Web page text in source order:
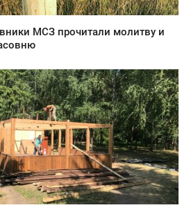
МСЗ прочитали молитву и